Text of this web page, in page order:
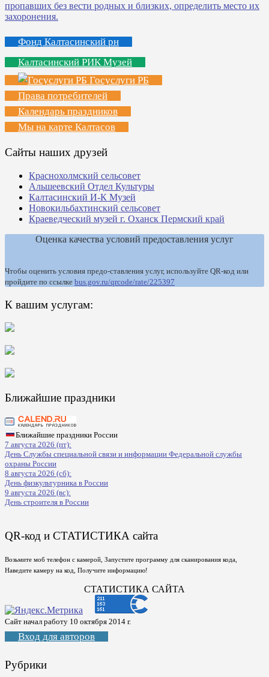
Фонд Калтасинский рн
Калтасинский РИК Музей
Госуслуги РБ
Права потребителей
Календарь праздников
Мы на карте Калтасов
Сайты наших друзей
Краснохолмский сельсовет
Альшеевский Отдел Культуры
Калтасинский И-К Музей
Новокильбахтинский сельсовет
Краеведческий музей г. Оханск Пермский край
Оценка качества условий предоставления услуг
Чтобы оценить условия предо-ставления услуг, используйте QR-код или
пройдите по ссылке bus.gov.ru/qrcode/rate/225397
К вашим услугам:
Ближайшие праздники
Ближайшие праздники России
7 августа 2026 (пт):
День Службы специальной связи и информации Федеральной службы
охраны России
8 августа 2026 (сб):
День физкультурника в России
9 августа 2026 (вс):
День строителя в России
QR-код и СТАТИСТИКА сайта
Возьмите моб телефон с камерой, Запустите программу для сканирования кода,
Наведите камеру на код, Получите информацию!
СТАТИСТИКА САЙТА
Сайт начал работу 10 октября 2014 г.
Вход для авторов
Рубрики